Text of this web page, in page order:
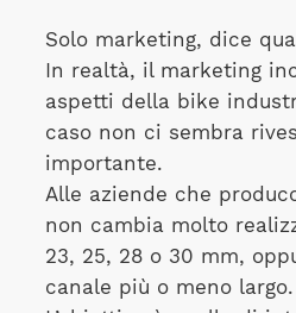
Solo marketing, dice
In realtà, il marketing
aspetti della bike
caso non ci sembra
importante.
Alle aziende che
non cambia molto
23, 25, 28 o 30 mm,
canale più o meno largo.